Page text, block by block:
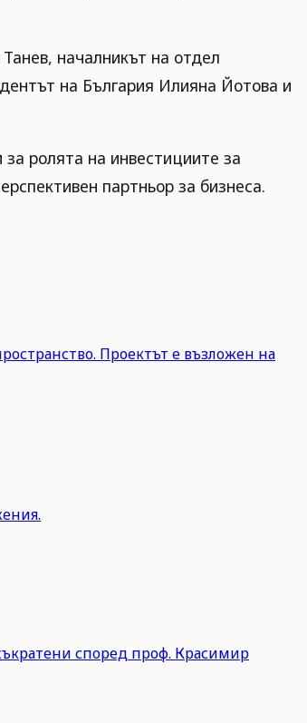
началникът на отдел
на България Илияна Йотова и
ролята на инвестициите за
партньор за бизнеса.
Проектът е възложен на
според проф. Красимир